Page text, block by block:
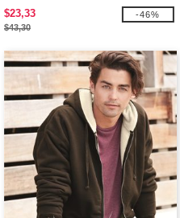
$23,33
$43,30
-46%